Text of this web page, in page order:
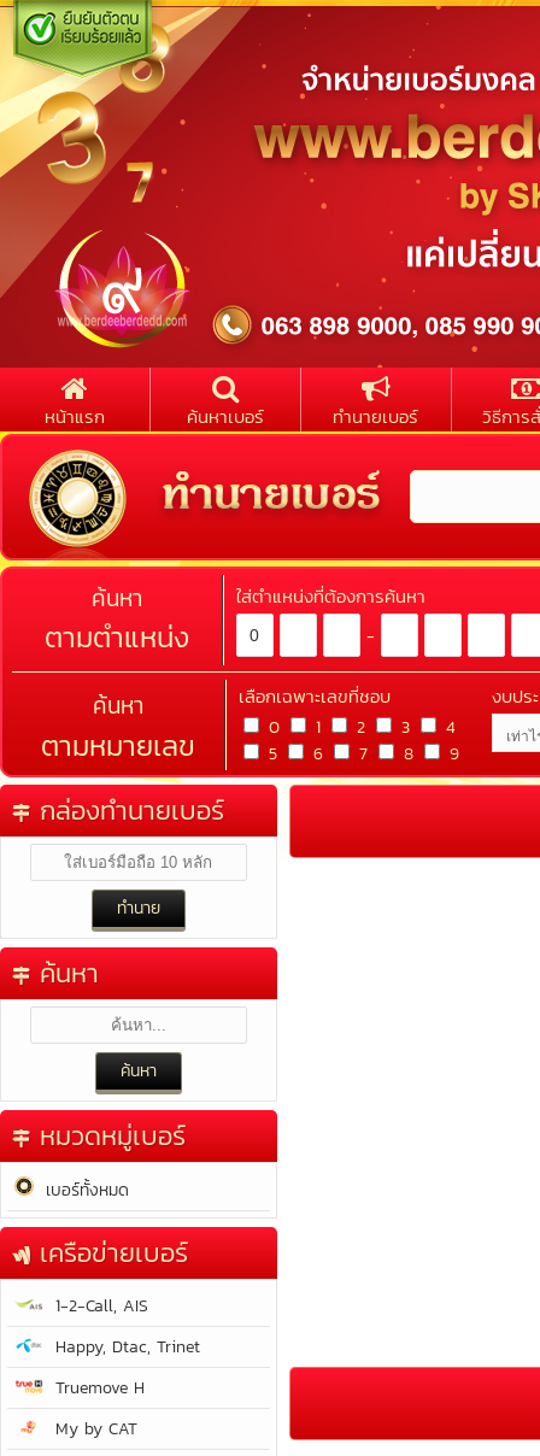
หน้าแรก ค้นหาเบอร์ ทำนายเบอร์ วิธีการ
ค้นหา
ตามตำแหน่ง
ใส่ตำแหน่งที่ต้องการค้นหา
-
ค้นหา
ตามหมายเลข
เลือกเฉพาะเลขที่ชอบ
0 1 2 3
4
5
6 7 8 9
งบปร
กล่องทำนายเบอร์
ค้นหา
หมวดหมู่เบอร์
เบอร์ทั้งหมด
เครือข่ายเบอร์
1-2-Call, AIS
Happy, Dtac, Trinet
Truemove H
My by CAT